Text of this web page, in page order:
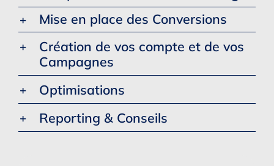
Mise en place des Conversions
Création de vos compte et de vos
Campagnes
Optimisations
Reporting & Conseils